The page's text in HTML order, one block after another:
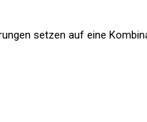
setzen auf eine